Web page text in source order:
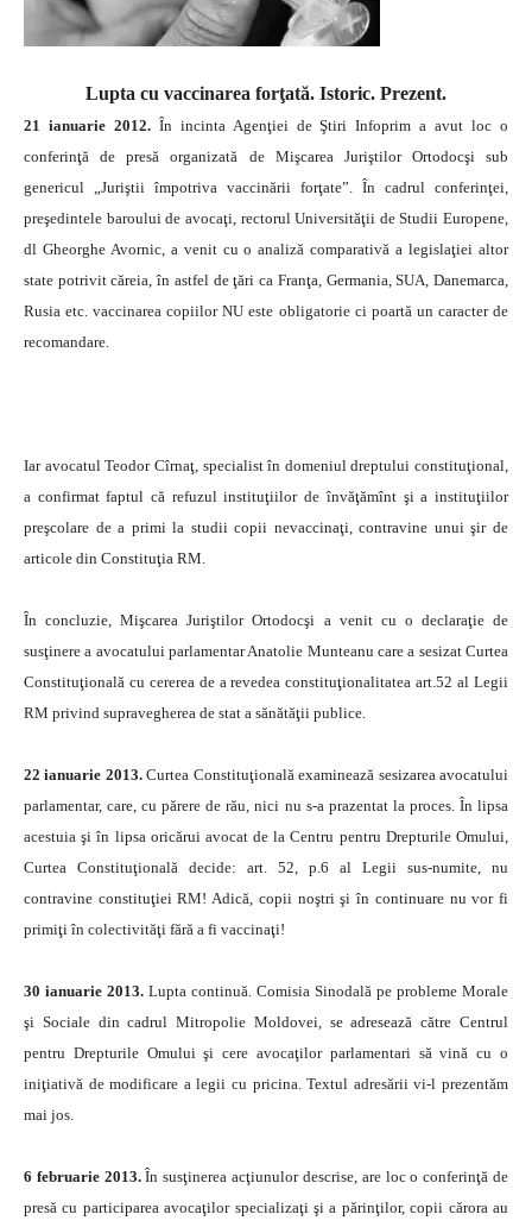
Lupta cu vaccinarea forţată. Istoric. Prezent.
21 ianuarie 2012.În incinta Agenţiei de Ştiri Infoprim a avut loc o
conferinţă de presă organizată de Mişcarea Juriştilor Ortodocşi sub
genericul „Juriştii împotriva vaccinării forţate”. În cadrul conferinţei,
preşedintele baroului de avocaţi, rectorul Universităţii de Studii Europene,
dl Gheorghe Avornic, a venit cu o analiză comparativă a legislaţiei altor
state potrivit căreia, în astfel de ţări ca Franţa, Germania, SUA, Danemarca,
Rusia etc. vaccinarea copiilor NU este obligatorie ci poartă un caracter de
recomandare.
Iar avocatul Teodor Cîrnaţ, specialist în domeniul dreptului constituţional,
a confirmat faptul că refuzul instituţiilor de învăţămînt şi a instituţiilor
preşcolare de a primi la studii copii nevaccinaţi, contravine unui şir de
articole din Constituţia RM.
În concluzie, Mişcarea Juriştilor Ortodocşi a venit cu o declaraţie de
susţinere a avocatului parlamentar Anatolie Munteanu care a sesizat Curtea
Constituţională cu cererea de a revedea constituţionalitatea art.52 al Legii
RM privind supravegherea de stat a sănătăţii publice.
22 ianuarie 2013.Curtea Constituţională examinează sesizarea avocatului
parlamentar, care, cu părere de rău, nici nu s-a prazentat la proces. În lipsa
acestuia şi în lipsa oricărui avocat de la Centru pentru Drepturile Omului,
Curtea Constituţională decide: art. 52, p.6 al Legii sus-numite, nu
contravine constituţiei RM! Adică, copii noştri şi în continuare nu vor fi
primiţi în colectivităţi fără a fi vaccinaţi!
30 ianuarie 2013. Lupta continuă. Comisia Sinodală pe probleme Morale
şi Sociale din cadrul Mitropolie Moldovei, se adresează către Centrul
pentru Drepturile Omului şi cere avocaţilor parlamentari să vină cu o
iniţiativă de modificare a legii cu pricina. Textul adresării vi-l prezentăm
mai jos.
6 februarie 2013.În susţinerea acţiunulor descrise, are loc o conferinţă de
presă cu participarea avocaţilor specializaţi şi a părinţilor, copii cărora au